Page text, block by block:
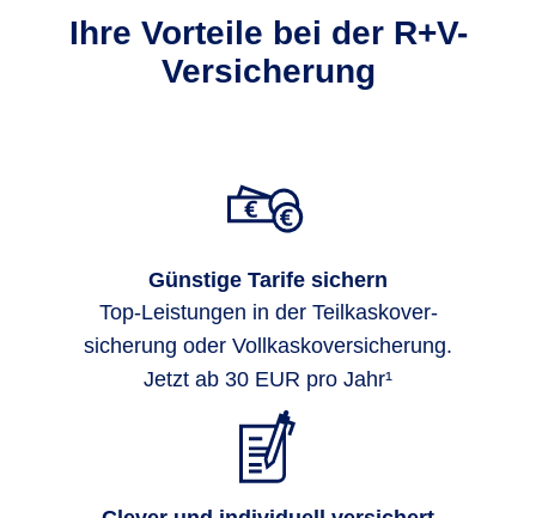
Ihre Vorteile bei der R+V-
Versicherung
Günstige Tarife sichern
Top-Leis­tungen in der Teil­kasko­ver­
siche­rung oder Voll­kasko­ver­siche­rung.
Jetzt ab 30 EUR pro Jahr¹